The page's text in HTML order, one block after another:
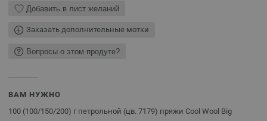
Добавить в лист желаний
Заказать дополнительные мотки
Вопросы о этом продуте?
ВАМ НУЖНО
100 (100/150/200) г петрольной (цв. 7179) пряжи Cool Wool Big